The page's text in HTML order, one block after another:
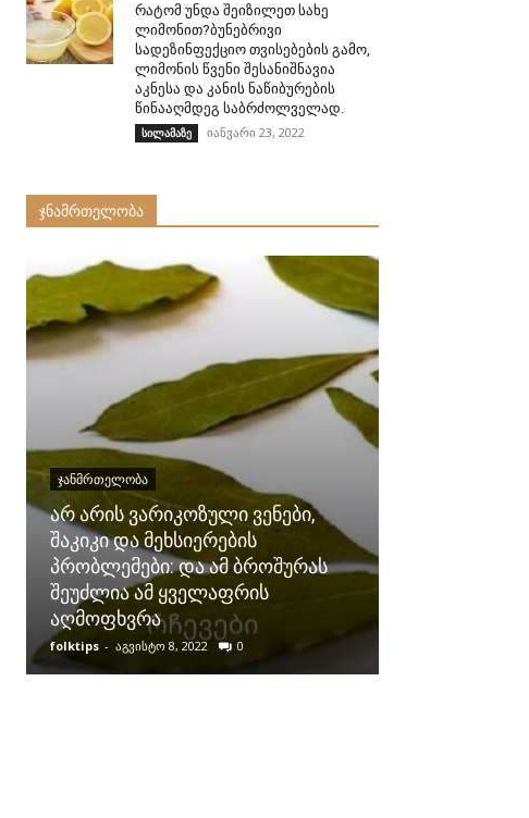
რატომ უნდა შეიზილეთ სახე
ლიმონით?ბუნებრივი
სადეზინფექციო თვისებების გამო,
ლიმონის წვენი შესანიშნავია
აკნესა და კანის ნაწიბურების
წინააღმდეგ საბრძოლველად.
სილამაზე იანვარი 23, 2022
ჯნამრთელობა
ᲯᲐᲜᲛᲠᲗᲔᲚᲝᲑᲐ
არ არის ვარიკოზული ვენები,
შაკიკი და მეხსიერების
პრობლემები: და ამ ბროშურას
შეუძლია ამ ყველაფრის
აღმოფხვრა
folktips - აგვისტო 8, 2022 0